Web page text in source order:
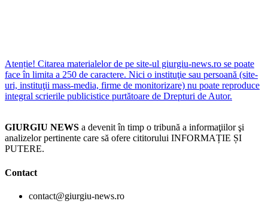
Atenție! Citarea materialelor de pe site-ul giurgiu-news.ro se poate
face în limita a 250 de caractere. Nici o instituţie sau persoană (site-
uri, instituţii mass-media, firme de monitorizare) nu poate reproduce
integral scrierile publicistice purtătoare de Drepturi de Autor.
GIURGIU NEWS a devenit în timp o tribună a informaţiilor şi
analizelor pertinente care să ofere cititorului INFORMAȚIE ȘI
PUTERE.
Contact
contact@giurgiu-news.ro